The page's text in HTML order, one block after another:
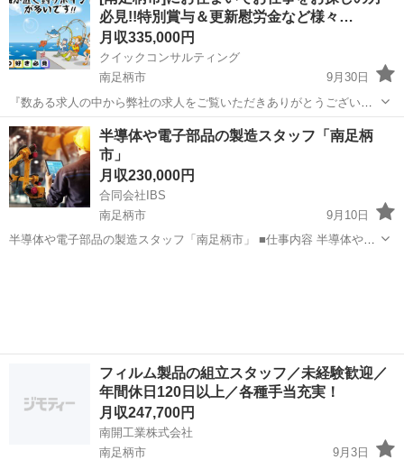
できていない求人も沢山...必見!!特別賞与＆更新慰労金など様々…
月収335,000円
クイックコンサルティング
南足柄市
9月30日
『数ある求人の中から弊社の求人をご覧いただきありがとうございま
す!!』 特別賞与＆更新慰労金付き!!さらに通勤希望の方には5万円プレ
ゼント♪ こちらの求人以外にも神奈川県内の求人数が多く掲載できて
いない求人も沢山あるので...
神奈川 南足柄市 その他 トラック
半導体や電子部品の製造スタッフ「南足柄
市」
月収230,000円
合同会社IBS
南足柄市
9月10日
半導体や電子部品の製造スタッフ「南足柄市」 ■仕事内容 半導体や電
フィルム製品の組立スタッフ／未経験歓迎／
年間休日120日以上／各種手当充実！
月収247,700円
南開工業株式会社
南足柄市
9月3日